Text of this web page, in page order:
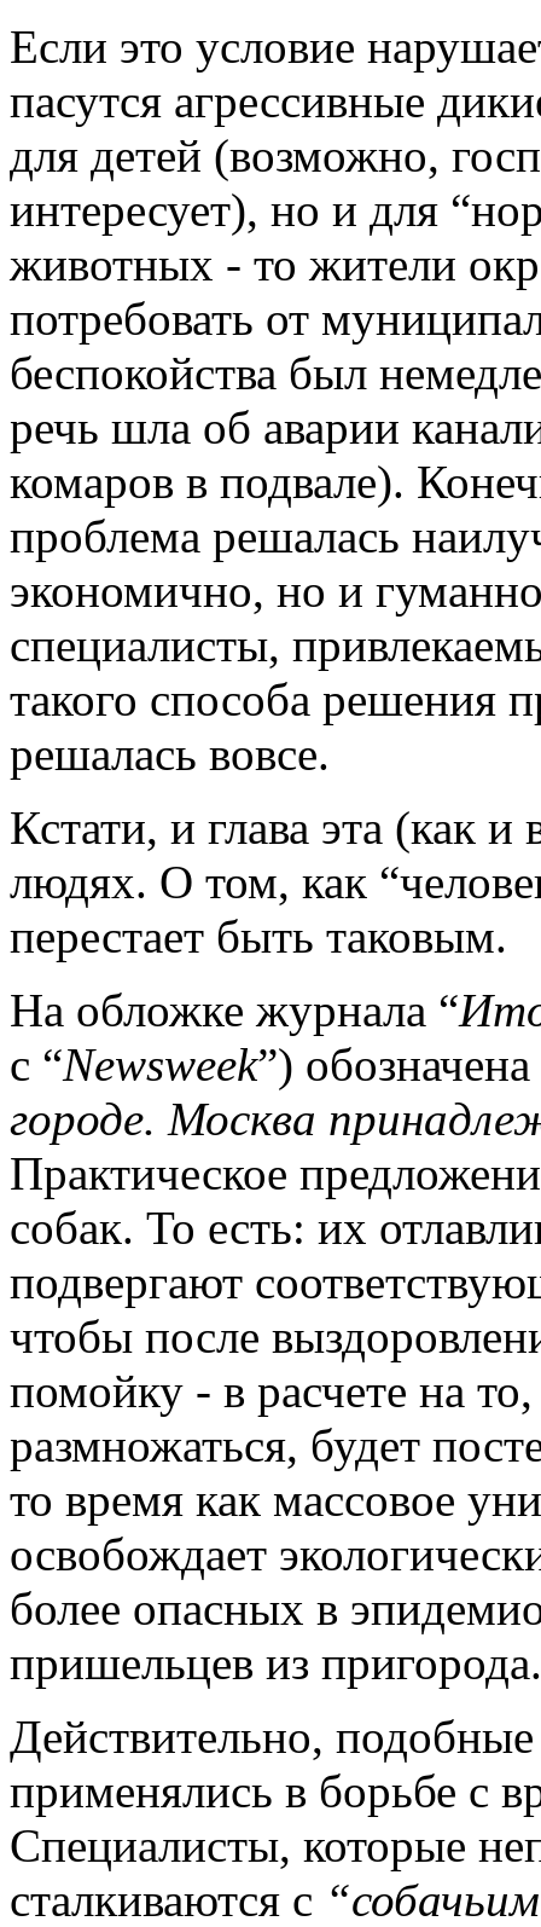
Если это условие
пасутся агрессивные
для детей (возможно,
интересует), но и для
животных - то жители
потребовать от
беспокойства был
речь шла об аварии
комаров в подвале).
проблема решалась
экономично, но и
специалисты,
такого способа решения
решалась вовсе.
Кстати, и глава эта (как и
людях. О том, как
перестает быть таковым.
На обложке журнала “
с “Newsweek”)
городе. Москва
Практическое
собак. То есть: их
подвергают
чтобы после
помойку - в расчете на
размножаться, будет
то время как массовое
освобождает
более опасных в
пришельцев из
Действительно,
применялись в борьбе с
Специалисты, которые
сталкиваются с